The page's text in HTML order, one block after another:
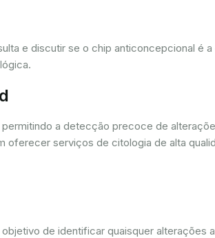
e discutir se o chip anticoncepcional é
a detecção precoce de
oferecer serviços de citologia de alta
de identificar quaisquer alterações